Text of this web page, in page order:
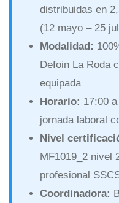
distribuidas en
(12 mayo – 25
Modalidad:
Defoin La Roda
equipada
Horario: 17:00
jornada laboral
Nivel
MF1019_2 nivel
profesional
Coordinadora: